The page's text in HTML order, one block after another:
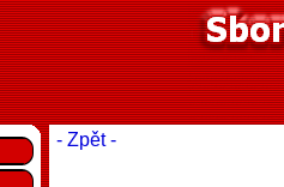
- Zpět -